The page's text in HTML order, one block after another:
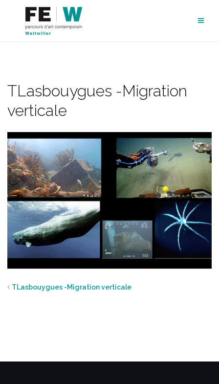
contenu
TLasbouygues -Migration
verticale
TLasbouygues -Migration verticale